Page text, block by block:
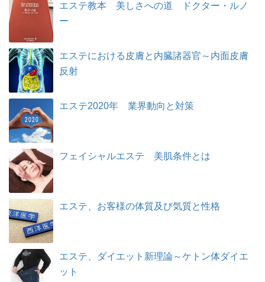
エステ教本 美しさへの道 ドクター・ルノ
ー
エステにおける皮膚と内臓諸器官～内面皮膚
反射
エステ2020年 業界動向と対策
フェイシャルエステ 美肌条件とは
エステ、お客様の体質及び気質と性格
エステ、ダイエット新理論～ケトン体ダイエ
ット